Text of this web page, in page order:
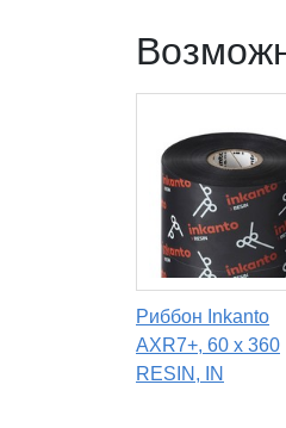
Риббон Inkanto
AXR7+, 60 х 360
RESIN, IN